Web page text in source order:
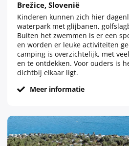
Brežice, Slovenië
Kinderen kunnen zich hier
waterpark met glijbanen,
Buiten het zwemmen is er een
en worden er leuke activiteiten
camping is overzichtelijk, met
en te ontdekken. Voor ouders is
dichtbij elkaar ligt.
Meer informatie